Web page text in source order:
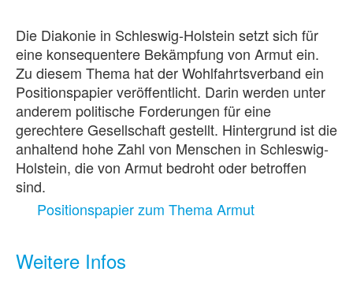
Die Diakonie in Schleswig-Holstein setzt sich für
eine konsequentere Bekämpfung von Armut ein.
Zu diesem Thema hat der Wohlfahrtsverband ein
Positionspapier veröffentlicht. Darin werden unter
anderem politische Forderungen für eine
gerechtere Gesellschaft gestellt. Hintergrund ist die
anhaltend hohe Zahl von Menschen in Schleswig-
Holstein, die von Armut bedroht oder betroffen
sind.
Positionspapier zum Thema Armut
Weitere Infos